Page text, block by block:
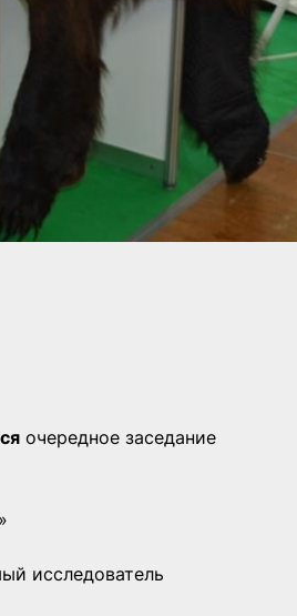
очередное заседание
исследователь